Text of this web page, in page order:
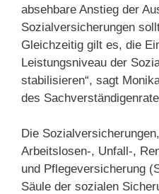
absehbare Anstieg der
Sozialversicherungen
Gleichzeitig gilt es, die
Leistungsniveau der
stabilisieren“, sagt
des
Die
Arbeitslosen-, Unfall-,
und Pflegeversicherung
Säule der sozialen